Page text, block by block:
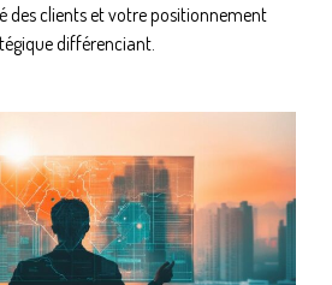
des clients et votre positionnement
différenciant.